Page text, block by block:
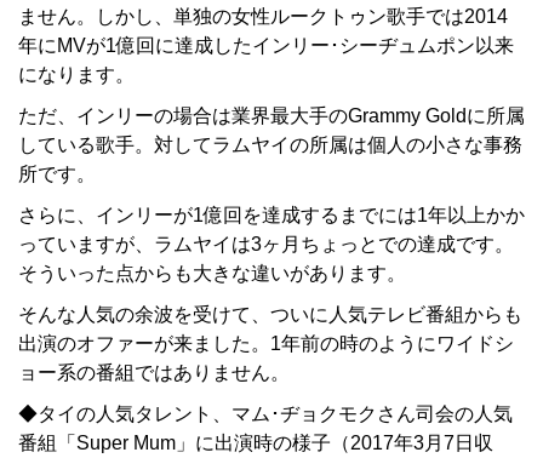
ません。しかし、単独の女性ルークトゥン歌手では2014
年にMVが1億回に達成したインリー･シーヂュムポン以来
になります。
ただ、インリーの場合は業界最大手のGrammy Goldに所属
している歌手。対してラムヤイの所属は個人の小さな事務
所です。
さらに、インリーが1億回を達成するまでには1年以上かか
っていますが、ラムヤイは3ヶ月ちょっとでの達成です。
そういった点からも大きな違いがあります。
そんな人気の余波を受けて、ついに人気テレビ番組からも
出演のオファーが来ました。1年前の時のようにワイドシ
ョー系の番組ではありません。
◆タイの人気タレント、マム･ヂョクモクさん司会の人気
番組「Super Mum」に出演時の様子（2017年3月7日収